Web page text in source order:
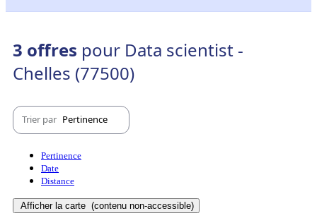
3 offres pour Data scientist -
Chelles (77500)
Trier par Pertinence
Pertinence
Date
Distance
Afficher la carte (contenu non-accessible)